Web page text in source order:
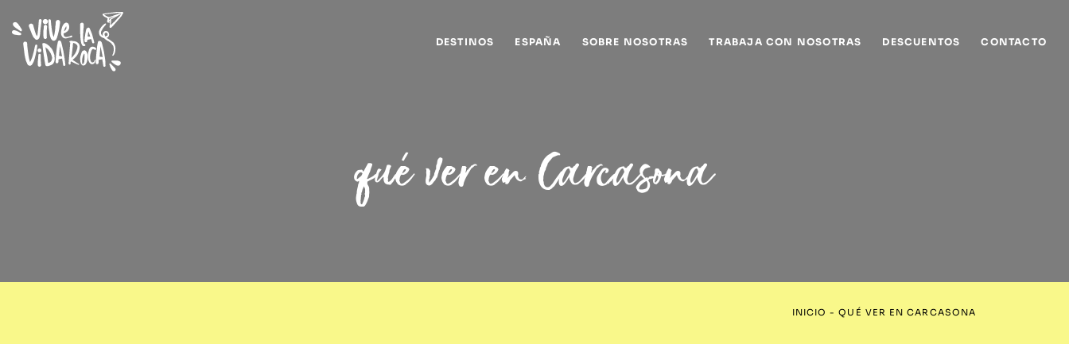
DESTINOS ESPAÑA SOBRE NOSOTRAS TRABAJA CON NOSOTRAS DESCUENTOS CONTACTO
qué ver en Carcasona
INICIO -QUÉ VER EN CARCASONA